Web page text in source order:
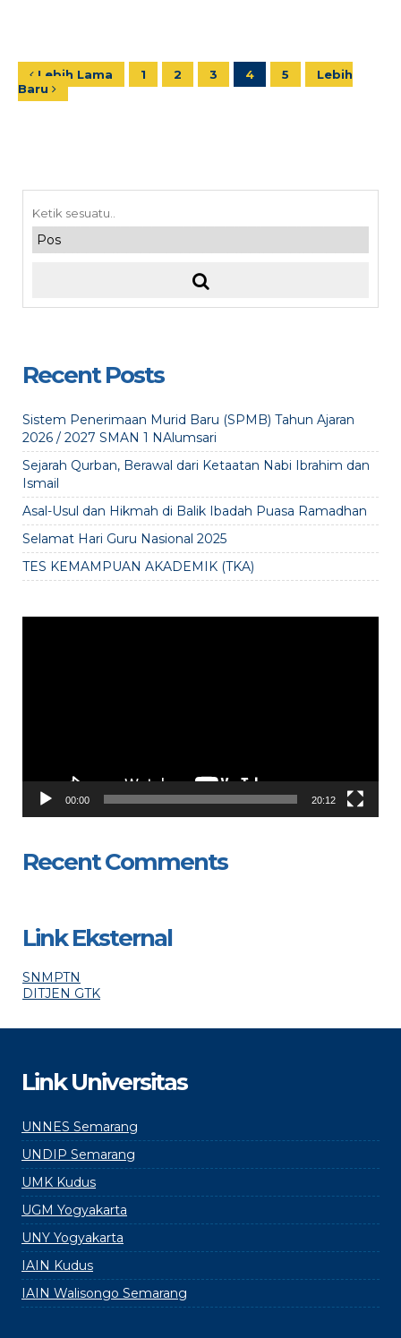
Lebih Lama 1 2 3 4 5
Lebih
Baru
Recent Posts
Sistem Penerimaan Murid Baru (SPMB) Tahun Ajaran
2026 / 2027 SMAN 1 NAlumsari
Sejarah Qurban, Berawal dari Ketaatan Nabi Ibrahim dan
Ismail
Asal-Usul dan Hikmah di Balik Ibadah Puasa Ramadhan
Selamat Hari Guru Nasional 2025
TES KEMAMPUAN AKADEMIK (TKA)
00:00 20:12
Recent Comments
Link Eksternal
SNMPTN
DITJEN GTK
Link Universitas
UNNES Semarang
UNDIP Semarang
UMK Kudus
UGM Yogyakarta
UNY Yogyakarta
IAIN Kudus
IAIN Walisongo Semarang